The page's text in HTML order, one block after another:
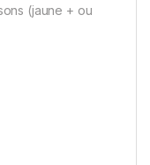
(jaune + ou